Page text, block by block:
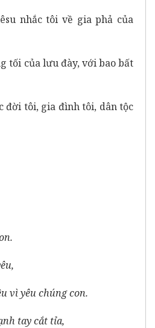
nhắc tôi về gia phả của
tối của lưu đày, với bao bất
đời tôi, gia đình tôi, dân tộc
vì yêu chúng con.
tay cắt tỉa,